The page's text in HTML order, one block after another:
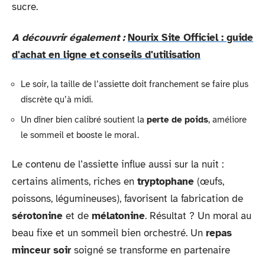
sucre.
A découvrir également : Nourix Site Officiel : guide
d'achat en ligne et conseils d'utilisation
Le soir, la taille de l’assiette doit franchement se faire plus
discrète qu’à midi.
Un dîner bien calibré soutient la perte de poids, améliore
le sommeil et booste le moral.
Le contenu de l’assiette influe aussi sur la nuit :
certains aliments, riches en tryptophane (œufs,
poissons, légumineuses), favorisent la fabrication de
sérotonine et de mélatonine. Résultat ? Un moral au
beau fixe et un sommeil bien orchestré. Un repas
minceur soir soigné se transforme en partenaire